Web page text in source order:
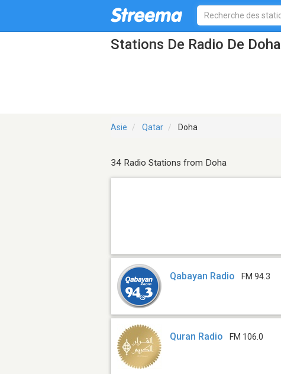
Stations De Radio De Doha
Asie Qatar Doha
34 Radio Stations from Doha
Qabayan Radio FM 94.3
Quran Radio FM 106.0